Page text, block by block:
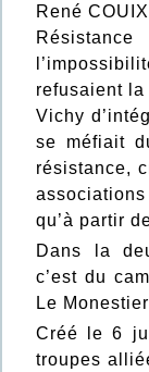
René
refusaient
Vichy
se méfiait
résistance,
qu’à partir
Dans la
c’est du
Le
Créé le 6
troupes